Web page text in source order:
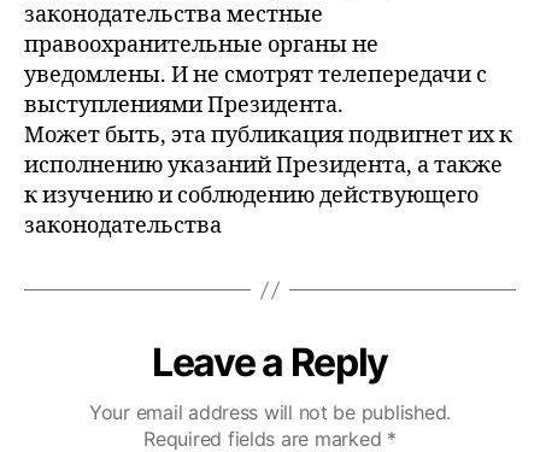
законодательства местные
правоохранительные органы не
уведомлены. И не смотрят телепередачи с
выступлениями Президента.
Может быть, эта публикация подвигнет их к
исполнению указаний Президента, а также
к изучению и соблюдению действующего
законодательства
Leave a Reply
Your email address will not be published.
Required fields are marked *